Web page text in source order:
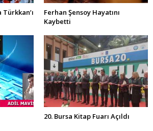
Ferhan Şensoy Hayatını
Kaybetti
20. Bursa Kitap Fuarı Açıldı